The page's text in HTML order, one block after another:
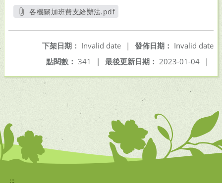
各機關加班費支給辦法.pdf
發佈日期： Invalid date
下架日期： Invalid date
|
最後更新日期： 2023-01-04 |
點閱數： 341 |
:::